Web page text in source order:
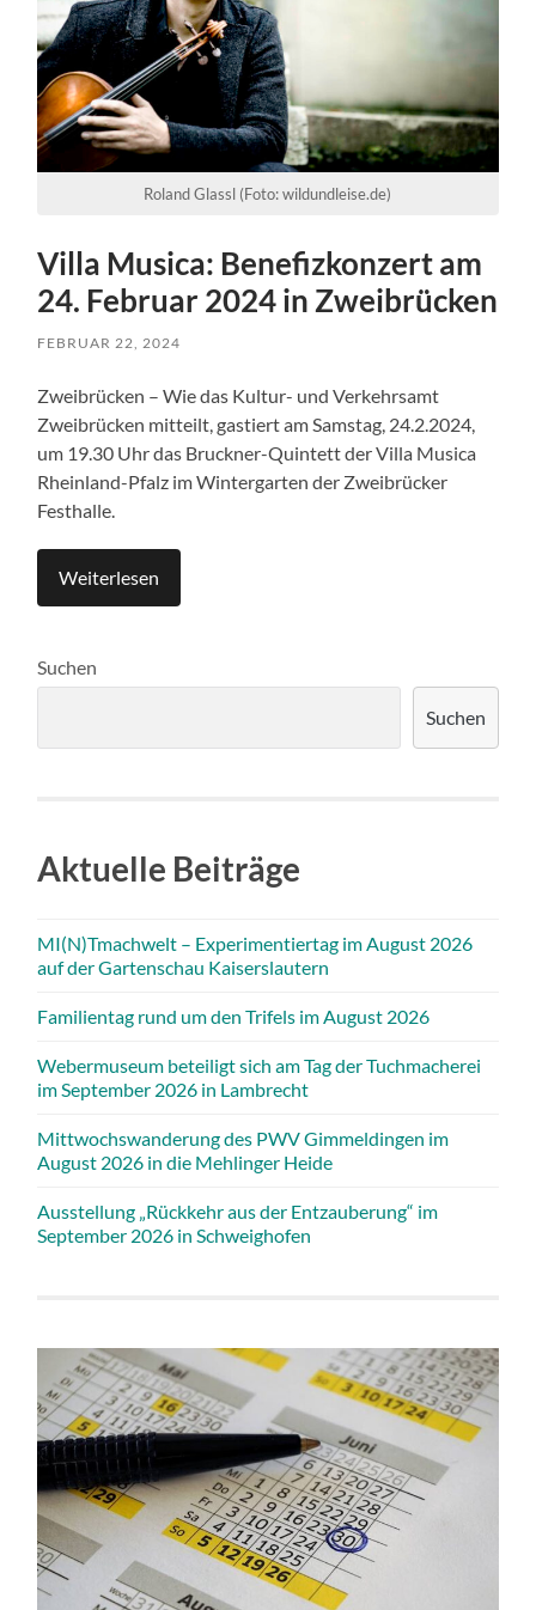
Roland Glassl (Foto: wildundleise.de)
Villa Musica: Benefizkonzert am
24. Februar 2024 in Zweibrücken
FEBRUAR 22, 2024
Zweibrücken – Wie das Kultur- und Verkehrsamt
Zweibrücken mitteilt, gastiert am Samstag, 24.2.2024,
um 19.30 Uhr das Bruckner-Quintett der Villa Musica
Rheinland-Pfalz im Wintergarten der Zweibrücker
Festhalle.
Weiterlesen
Suchen
Suchen
Aktuelle Beiträge
MI(N)Tmachwelt – Experimentiertag im August 2026
auf der Gartenschau Kaiserslautern
Familientag rund um den Trifels im August 2026
Webermuseum beteiligt sich am Tag der Tuchmacherei
im September 2026 in Lambrecht
Mittwochswanderung des PWV Gimmeldingen im
August 2026 in die Mehlinger Heide
Ausstellung „Rückkehr aus der Entzauberung“ im
September 2026 in Schweighofen